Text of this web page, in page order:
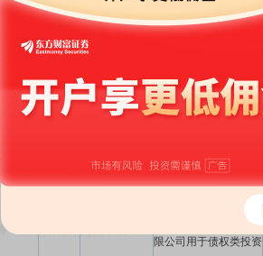
1933万 4.98亿 6
2.15 1933万
质押机构 质押原因
芜湖伯特利投资管理中
心(有限合伙)质押股份
给中国银河证券股份有
限公司用于债权类投资